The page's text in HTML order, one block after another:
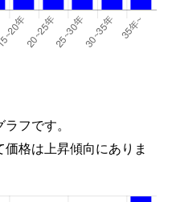
フです。
格は上昇傾向にありま